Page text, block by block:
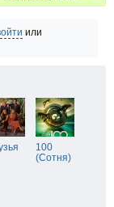
или
100
(Сотня)